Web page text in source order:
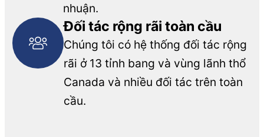
nhuận.
Đối tác rộng rãi toàn cầu
Chúng tôi có hệ thống đối tác rộng
rãi ở 13 tỉnh bang và vùng lãnh thổ
Canada và nhiều đối tác trên toàn
cầu.